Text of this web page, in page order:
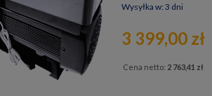
Wysyłka w: 3 dni
3 399,00 zł
Cena netto: 2 763,41 zł